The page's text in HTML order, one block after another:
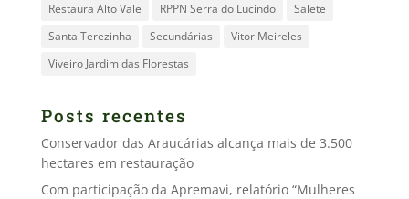
Restaura Alto Vale
RPPN Serra do Lucindo
Salete
Santa Terezinha
Secundárias
Vitor Meireles
Viveiro Jardim das Florestas
Posts recentes
Conservador das Araucárias alcança mais de 3.500
hectares em restauração
Com participação da Apremavi, relatório “Mulheres